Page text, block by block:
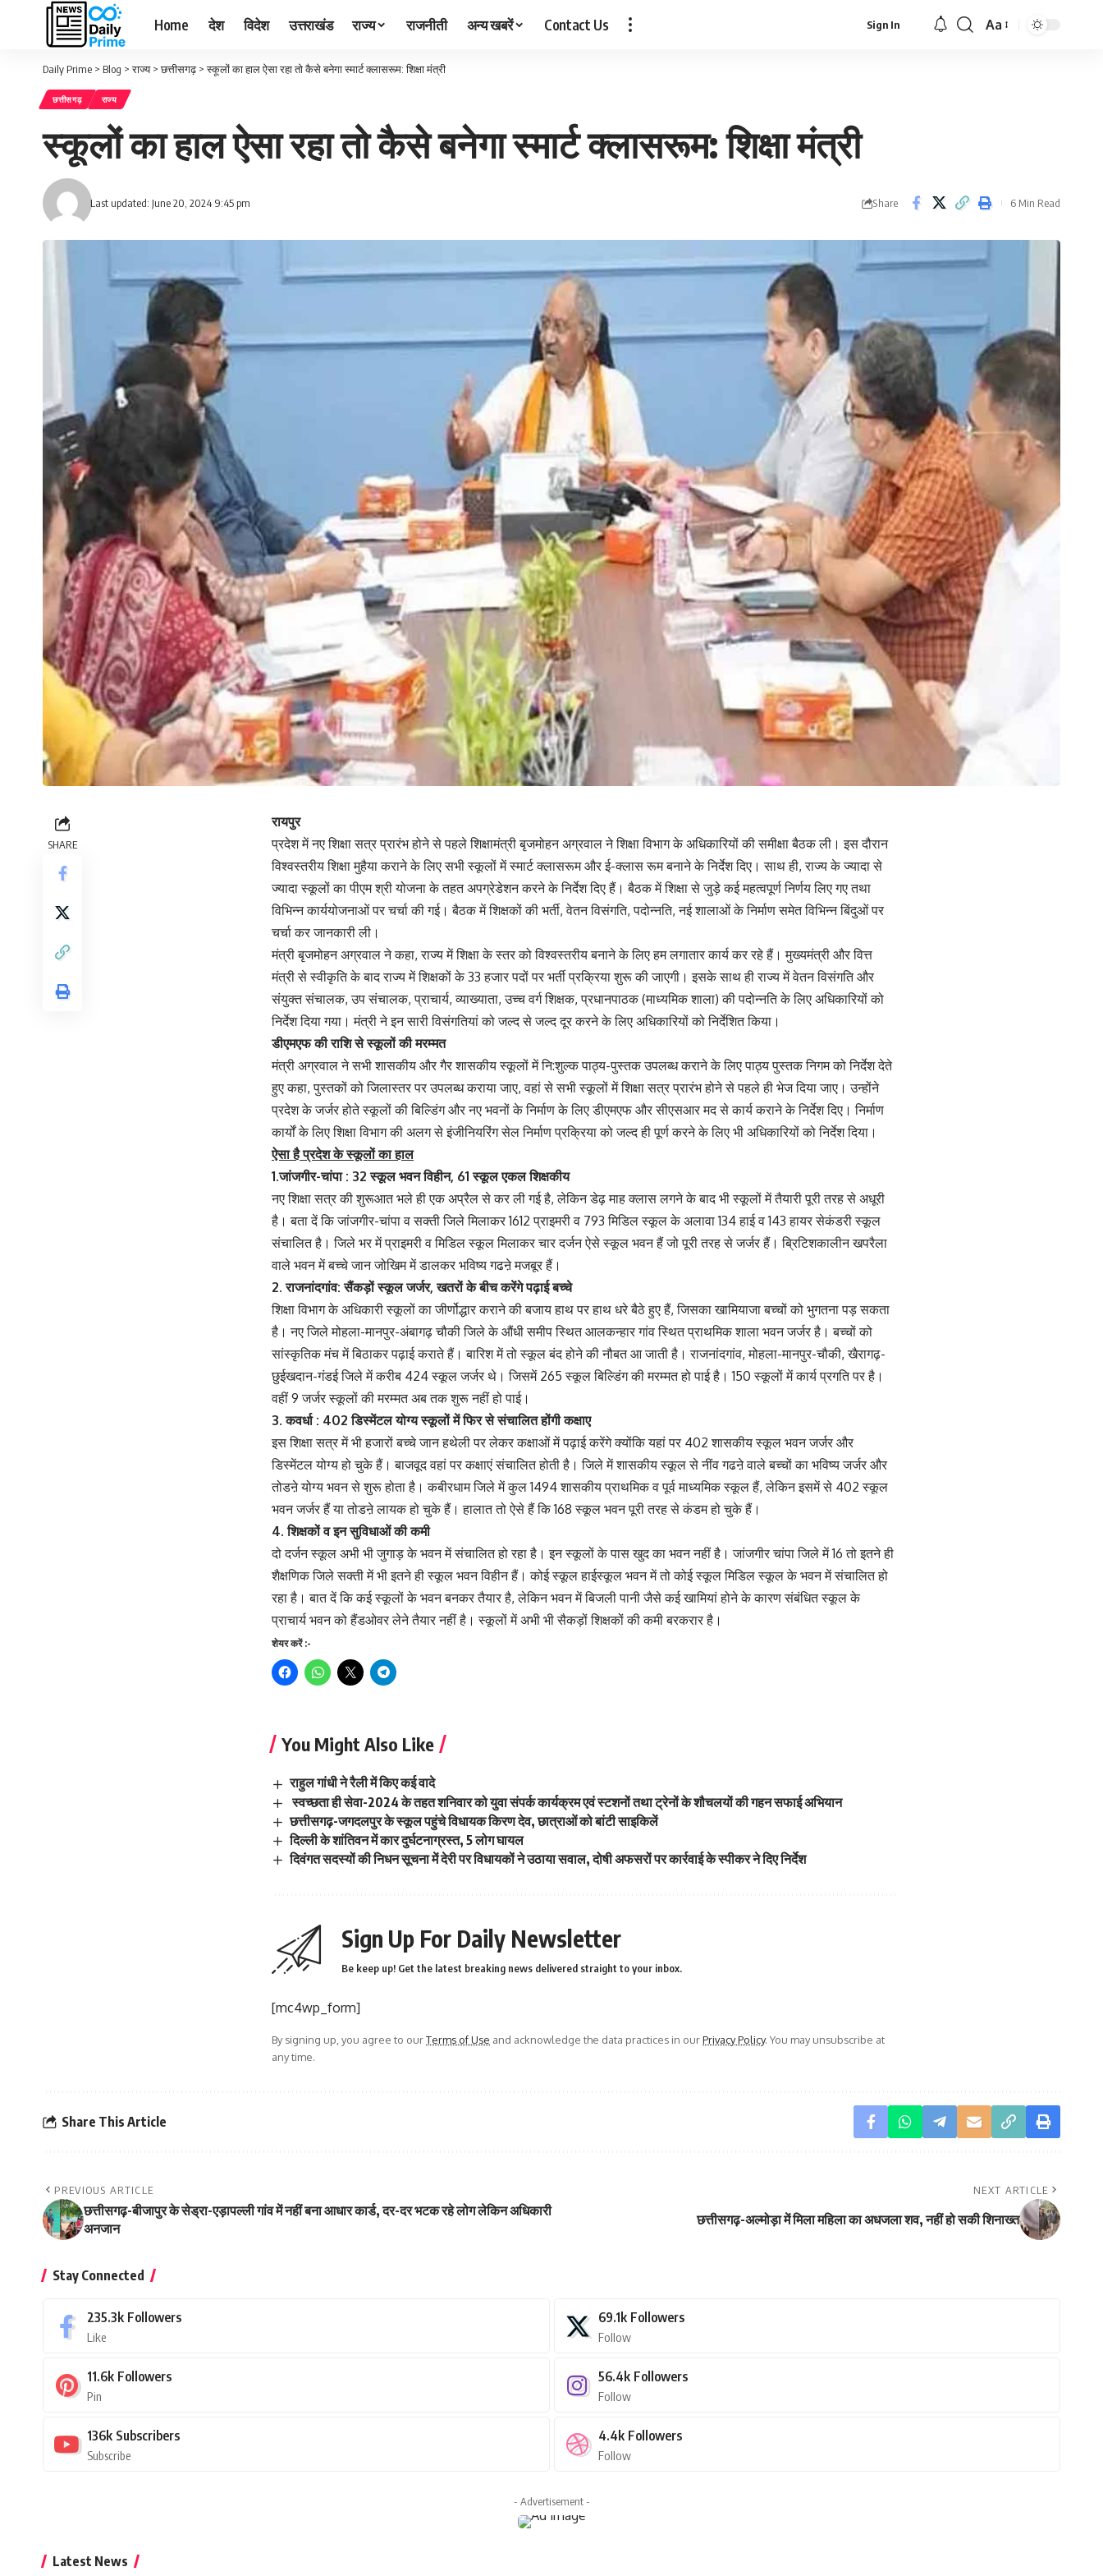
Home देश विदेश उत्तराखंड राज्य राजनीती अन्य खबरें Contact Us Sign In
Font
Aa
Daily Prime > Blog >राज्य>छत्तीसगढ़>स्कूलों का हाल ऐसा रहा तो कैसे बनेगा स्मार्ट क्लासरूम: शिक्षा मंत्री
छत्तीसगढ़ राज्य
स्कूलों का हाल ऐसा रहा तो कैसे बनेगा स्मार्ट क्लासरूम: शिक्षा मंत्री
Last updated: June 20, 2024 9:45 pm Share 6 Min Read
SHARE
रायपुर
प्रदेश में नए शिक्षा सत्र प्रारंभ होने से पहले शिक्षामंत्री बृजमोहन अग्रवाल ने शिक्षा विभाग के अधिकारियों की समीक्षा बैठक ली। इस दौरान
विश्वस्तरीय शिक्षा मुहैया कराने के लिए सभी स्कूलों में स्मार्ट क्लासरूम और ई-क्लास रूम बनाने के निर्देश दिए। साथ ही, राज्य के ज्यादा से
ज्यादा स्कूलों का पीएम श्री योजना के तहत अपग्रेडेशन करने के निर्देश दिए हैं। बैठक में शिक्षा से जुड़े कई महत्वपूर्ण निर्णय लिए गए तथा
विभिन्न कार्ययोजनाओं पर चर्चा की गई। बैठक में शिक्षकों की भर्ती, वेतन विसंगति, पदोन्नति, नई शालाओं के निर्माण समेत विभिन्न बिंदुओं पर
चर्चा कर जानकारी ली।
मंत्री बृजमोहन अग्रवाल ने कहा, राज्य में शिक्षा के स्तर को विश्वस्तरीय बनाने के लिए हम लगातार कार्य कर रहे हैं। मुख्यमंत्री और वित्त
मंत्री से स्वीकृति के बाद राज्य में शिक्षकों के 33 हजार पदों पर भर्ती प्रक्रिया शुरू की जाएगी। इसके साथ ही राज्य में वेतन विसंगति और
संयुक्त संचालक, उप संचालक, प्राचार्य, व्याख्याता, उच्च वर्ग शिक्षक, प्रधानपाठक (माध्यमिक शाला) की पदोन्नति के लिए अधिकारियों को
निर्देश दिया गया। मंत्री ने इन सारी विसंगतियां को जल्द से जल्द दूर करने के लिए अधिकारियों को निर्देशित किया।
डीएमएफ की राशि से स्कूलों की मरम्मत
मंत्री अग्रवाल ने सभी शासकीय और गैर शासकीय स्कूलों में नि:शुल्क पाठ्य-पुस्तक उपलब्ध कराने के लिए पाठ्य पुस्तक निगम को निर्देश देते
हुए कहा, पुस्तकों को जिलास्तर पर उपलब्ध कराया जाए, वहां से सभी स्कूलों में शिक्षा सत्र प्रारंभ होने से पहले ही भेज दिया जाए। उन्होंने
प्रदेश के जर्जर होते स्कूलों की बिल्डिंग और नए भवनों के निर्माण के लिए डीएमएफ और सीएसआर मद से कार्य कराने के निर्देश दिए। निर्माण
कार्यों के लिए शिक्षा विभाग की अलग से इंजीनियरिंग सेल निर्माण प्रक्रिया को जल्द ही पूर्ण करने के लिए भी अधिकारियों को निर्देश दिया।
ऐसा है प्रदेश के स्कूलों का हाल
1.जांजगीर-चांपा : 32 स्कूल भवन विहीन, 61 स्कूल एकल शिक्षकीय
नए शिक्षा सत्र की शुरूआत भले ही एक अप्रैल से कर ली गई है, लेकिन डेढ़ माह क्लास लगने के बाद भी स्कूलों में तैयारी पूरी तरह से अधूरी
है। बता दें कि जांजगीर-चांपा व सक्ती जिले मिलाकर 1612 प्राइमरी व 793 मिडिल स्कूल के अलावा 134 हाई व 143 हायर सेकंडरी स्कूल
संचालित है। जिले भर में प्राइमरी व मिडिल स्कूल मिलाकर चार दर्जन ऐसे स्कूल भवन हैं जो पूरी तरह से जर्जर हैं। ब्रिटिशकालीन खपरैला
वाले भवन में बच्चे जान जोखिम में डालकर भविष्य गढऩे मजबूर हैं।
2. राजनांदगांव: सैंकड़ों स्कूल जर्जर, खतरों के बीच करेंगे पढ़ाई बच्चे
शिक्षा विभाग के अधिकारी स्कूलों का जीर्णोद्धार कराने की बजाय हाथ पर हाथ धरे बैठे हुए हैं, जिसका खामियाजा बच्चों को भुगतना पड़ सकता
है। नए जिले मोहला-मानपुर-अंबागढ़ चौकी जिले के औंधी समीप स्थित आलकन्हार गांव स्थित प्राथमिक शाला भवन जर्जर है। बच्चों को
सांस्कृतिक मंच में बिठाकर पढ़ाई कराते हैं। बारिश में तो स्कूल बंद होने की नौबत आ जाती है। राजनांदगांव, मोहला-मानपुर-चौकी, खैरागढ़-
छुईखदान-गंडई जिले में करीब 424 स्कूल जर्जर थे। जिसमें 265 स्कूल बिल्डिंग की मरम्मत हो पाई है। 150 स्कूलों में कार्य प्रगति पर है।
वहीं 9 जर्जर स्कूलों की मरम्मत अब तक शुरू नहीं हो पाई।
3. कवर्धा : 402 डिस्मेंटल योग्य स्कूलों में फिर से संचालित होंगी कक्षाए
इस शिक्षा सत्र में भी हजारों बच्चे जान हथेली पर लेकर कक्षाओं में पढ़ाई करेंगे क्योंकि यहां पर 402 शासकीय स्कूल भवन जर्जर और
डिस्मेंटल योग्य हो चुके हैं। बाजवूद वहां पर कक्षाएं संचालित होती है। जिले में शासकीय स्कूल से नींव गढऩे वाले बच्चों का भविष्य जर्जर और
तोडऩे योग्य भवन से शुरू होता है। कबीरधाम जिले में कुल 1494 शासकीय प्राथमिक व पूर्व माध्यमिक स्कूल हैं, लेकिन इसमें से 402 स्कूल
भवन जर्जर हैं या तोडऩे लायक हो चुके हैं। हालात तो ऐसे हैं कि 168 स्कूल भवन पूरी तरह से कंडम हो चुके हैं।
4. शिक्षकों व इन सुविधाओं की कमी
दो दर्जन स्कूल अभी भी जुगाड़ के भवन में संचालित हो रहा है। इन स्कूलों के पास खुद का भवन नहीं है। जांजगीर चांपा जिले में 16 तो इतने ही
शैक्षणिक जिले सक्ती में भी इतने ही स्कूल भवन विहीन हैं। कोई स्कूल हाईस्कूल भवन में तो कोई स्कूल मिडिल स्कूल के भवन में संचालित हो
रहा है। बात दें कि कई स्कूलों के भवन बनकर तैयार है, लेकिन भवन में बिजली पानी जैसे कई खामियां होने के कारण संबंधित स्कूल के
प्राचार्य भवन को हैंडओवर लेने तैयार नहीं है। स्कूलों में अभी भी सैकड़ों शिक्षकों की कमी बरकरार है।
शेयर करें :-
You Might Also Like
राहुल गांधी ने रैली में किए कई वादे
स्वच्छता ही सेवा-2024 के तहत शनिवार को युवा संपर्क कार्यक्रम एवं स्टशनों तथा ट्रेनों के शौचलयों की गहन सफाई अभियान
छत्तीसगढ़-जगदलपुर के स्कूल पहुंचे विधायक किरण देव, छात्राओं को बांटी साइकिलें
दिल्ली के शांतिवन में कार दुर्घटनाग्रस्त, 5 लोग घायल
दिवंगत सदस्यों की निधन सूचना में देरी पर विधायकों ने उठाया सवाल, दोषी अफसरों पर कार्रवाई के स्पीकर ने दिए निर्देश
Sign Up For Daily Newsletter
Be keep up! Get the latest breaking news delivered straight to your inbox.
[mc4wp_form]
By signing up, you agree to ourTerms of Use and acknowledge the data practices in ourPrivacy Policy. You may unsubscribe at
any time.
Share This Article
PREVIOUS ARTICLE
छत्तीसगढ़-बीजापुर के सेड्रा-एड़ापल्ली गांव में नहीं बना आधार कार्ड, दर-दर भटक रहे लोग लेकिन अधिकारी
अनजान
NEXT ARTICLE
छत्तीसगढ़-अल्मोड़ा में मिला महिला का अधजला शव, नहीं हो सकी शिनाख्त
Stay Connected
235.3k Followers
Like
69.1k Followers
Follow
11.6k Followers
Pin
56.4k Followers
Follow
136k Subscribers
Subscribe
4.4k Followers
Follow
- Advertisement -
Latest News